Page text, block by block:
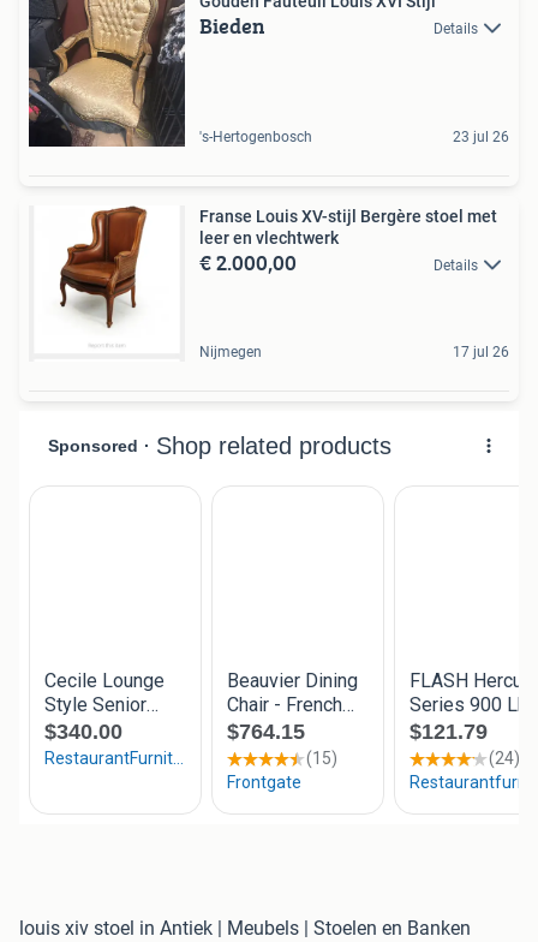
Bieden Details
's-Hertogenbosch 23 jul 26
Franse Louis XV-stijl Bergère stoel met
leer en vlechtwerk
€ 2.000,00 Details
Nijmegen 17 jul 26
louis xiv stoel in Antiek | Meubels | Stoelen en Banken